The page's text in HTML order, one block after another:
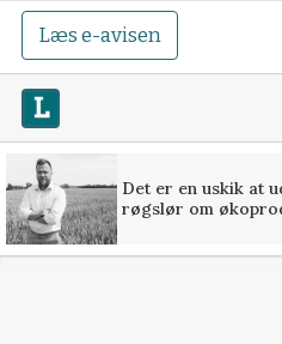
Læs e-avisen
Det er en uskik at
røgslør om